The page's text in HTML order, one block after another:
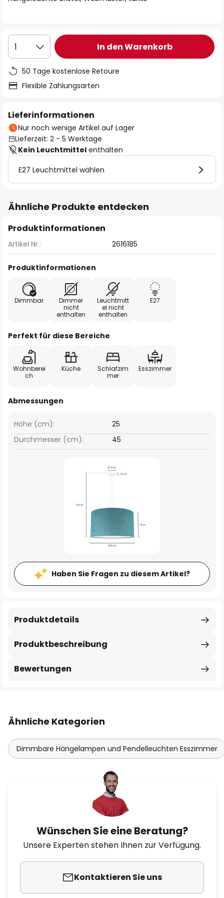
1 In den Warenkorb
50 Tage kostenlose Retoure
Flexible Zahlungsarten
Lieferinformationen
Nur noch wenige Artikel auf Lager
Lieferzeit: 2 - 5 Werktage
Kein Leuchtmittel enthalten
E27 Leuchtmittel wählen
Ähnliche Produkte entdecken
Produktinformationen
Artikel Nr.: 2616185
Produktinformationen
Dimmbar
Dimmer
nicht
enthalten
Leuchtmitt
el nicht
enthalten
E27
Perfekt für diese Bereiche
Wohnberei
ch
Küche
Schlafzim
mer
Esszimmer
Abmessungen
Höhe (cm):
25
Durchmesser (cm):
45
Haben Sie Fragen zu diesem Artikel?
Produktbeschreibung
Produktdetails
Bewertungen
Ähnliche Kategorien
Dimmbare Hängelampen und Pendelleuchten Esszimmer
Wünschen Sie eine Beratung?
Unsere Experten stehen Ihnen zur Verfügung.
Kontaktieren Sie uns